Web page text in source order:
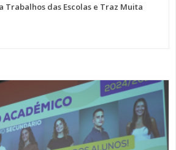
Trabalhos das Escolas e Traz Muita